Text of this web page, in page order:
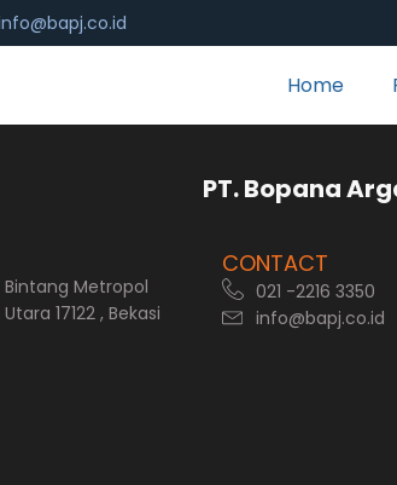
Home
Arga
Bintang Metropol
17122 , Bekasi
CONTACT
021 -2216 3350
info@bapj.co.id